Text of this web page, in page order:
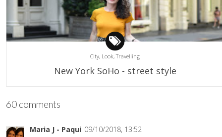
City, Look,Travelling
New York SoHo - street style
60 comments
Maria J - Paqui 09/10/2018, 13:52